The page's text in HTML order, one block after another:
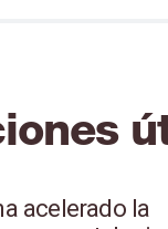
acelerado la